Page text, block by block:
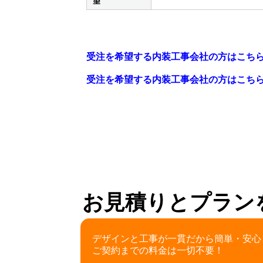
受注を希望する内装工事会社の方はこち
受注を希望する内装工事会社の方はこちら
お見積りとプラン
デザインと工事が一貫だから簡単・安心
ご契約までの料金は一切不要！